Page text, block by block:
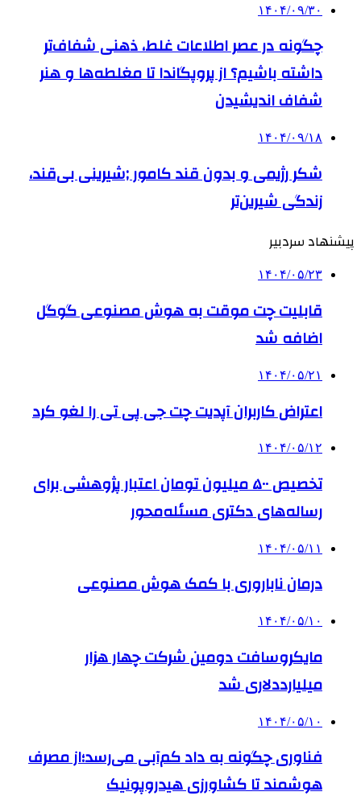
۱۴۰۴/۰۹/۳۰
چگونه در عصر اطلاعات غلط، ذهنی شفاف‌تر
داشته باشیم؟ از پروپگاندا تا مغلطه‌ها و هنر
شفاف اندیشیدن
۱۴۰۴/۰۹/۱۸
شکر رژیمی و بدون قند کامور ;شیرینی بی‌قند،
زندگی شیرین‌تر
پیشنهاد سردبیر
۱۴۰۴/۰۵/۲۳
قابلیت چت موقت به هوش مصنوعی گوگل
اضافه شد
۱۴۰۴/۰۵/۲۱
اعتراض کاربران آپدیت چت جی پی تی را لغو کرد
۱۴۰۴/۰۵/۱۲
تخصیص ۵۰۰ میلیون تومان اعتبار پژوهشی برای
رساله‌های دکتری مسئله‌محور
۱۴۰۴/۰۵/۱۱
درمان ناباروری با کمک هوش مصنوعی
۱۴۰۴/۰۵/۱۰
مایکروسافت دومین شرکت چهار هزار
میلیارددلاری شد
۱۴۰۴/۰۵/۱۰
فناوری چگونه به داد کم‌آبی می‌رسد؛از مصرف
هوشمند تا کشاورزی هیدروپونیک